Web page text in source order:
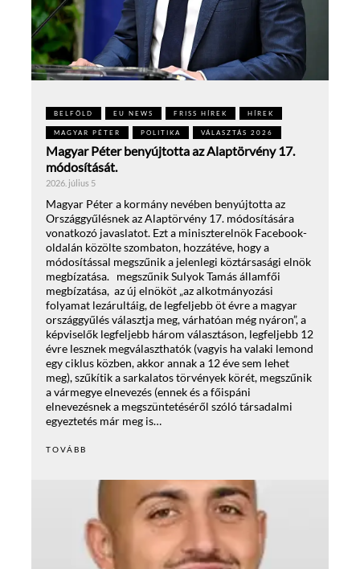
BELFÖLD EU NEWS FRISS HÍREK HÍREK
MAGYAR PÉTER POLITIKA VÁLASZTÁS 2026
Magyar Péter benyújtotta az Alaptörvény 17.
módosítását.
2026. július 5
Magyar Péter a kormány nevében benyújtotta az
Országgyűlésnek az Alaptörvény 17. módosítására
vonatkozó javaslatot. Ezt a miniszterelnök Facebook-
oldalán közölte szombaton, hozzátéve, hogy a
módosítással megszűnik a jelenlegi köztársasági elnök
megbízatása. megszűnik Sulyok Tamás államfői
megbízatása, az új elnököt „az alkotmányozási
folyamat lezárultáig, de legfeljebb öt évre a magyar
országgyűlés választja meg, várhatóan még nyáron”, a
képviselők legfeljebb három választáson, legfeljebb 12
évre lesznek megválaszthatók (vagyis ha valaki lemond
egy ciklus közben, akkor annak a 12 éve sem lehet
meg), szűkítik a sarkalatos törvények körét, megszűnik
a vármegye elnevezés (ennek és a főispáni
elnevezésnek a megszüntetéséről szóló társadalmi
egyeztetés már meg is…
TOVÁBB